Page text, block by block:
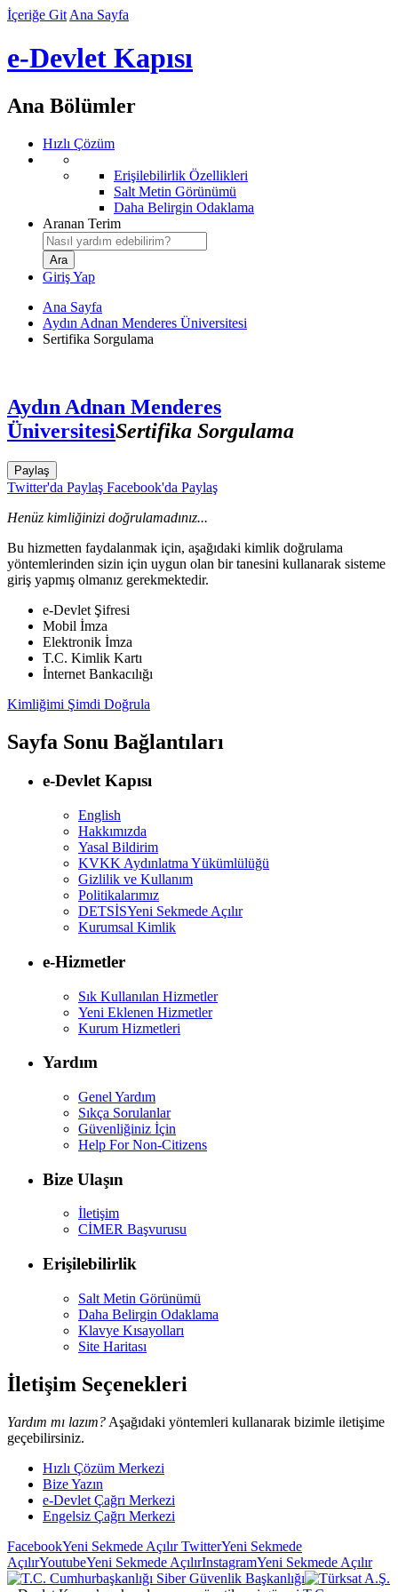
İçeriğe Git Ana Sayfa
e-Devlet Kapısı
Ana Bölümler
Hızlı Çözüm
Erişilebilirlik Özellikleri
Salt Metin Görünümü
Daha Belirgin Odaklama
Aranan Terim
Giriş Yap
Ana Sayfa
Aydın Adnan Menderes Üniversitesi
Sertifika Sorgulama
Aydın Adnan Menderes
ÜniversitesiSertifika Sorgulama
Paylaş
Twitter'da Paylaş Facebook'da Paylaş
Henüz kimliğinizi doğrulamadınız...
Bu hizmetten faydalanmak için, aşağıdaki kimlik doğrulama
yöntemlerinden sizin için uygun olan bir tanesini kullanarak sisteme
giriş yapmış olmanız gerekmektedir.
e-Devlet Şifresi
Mobil İmza
Elektronik İmza
T.C. Kimlik Kartı
İnternet Bankacılığı
Kimliğimi Şimdi Doğrula
Sayfa Sonu Bağlantıları
e-Devlet Kapısı
English
Hakkımızda
Yasal Bildirim
KVKK Aydınlatma Yükümlülüğü
Gizlilik ve Kullanım
Politikalarımız
DETSİSYeni Sekmede Açılır
Kurumsal Kimlik
e-Hizmetler
Sık Kullanılan Hizmetler
Yeni Eklenen Hizmetler
Kurum Hizmetleri
Yardım
Genel Yardım
Sıkça Sorulanlar
Güvenliğiniz İçin
Help For Non-Citizens
Bize Ulaşın
İletişim
CİMER Başvurusu
Erişilebilirlik
Salt Metin Görünümü
Daha Belirgin Odaklama
Klavye Kısayolları
Site Haritası
İletişim Seçenekleri
Yardım mı lazım? Aşağıdaki yöntemleri kullanarak bizimle iletişime
geçebilirsiniz.
Hızlı Çözüm Merkezi
Bize Yazın
e-Devlet Çağrı Merkezi
Engelsiz Çağrı Merkezi
FacebookYeni Sekmede AçılırTwitterYeni Sekmede
AçılırYoutubeYeni Sekmede AçılırInstagramYeni Sekmede Açılır